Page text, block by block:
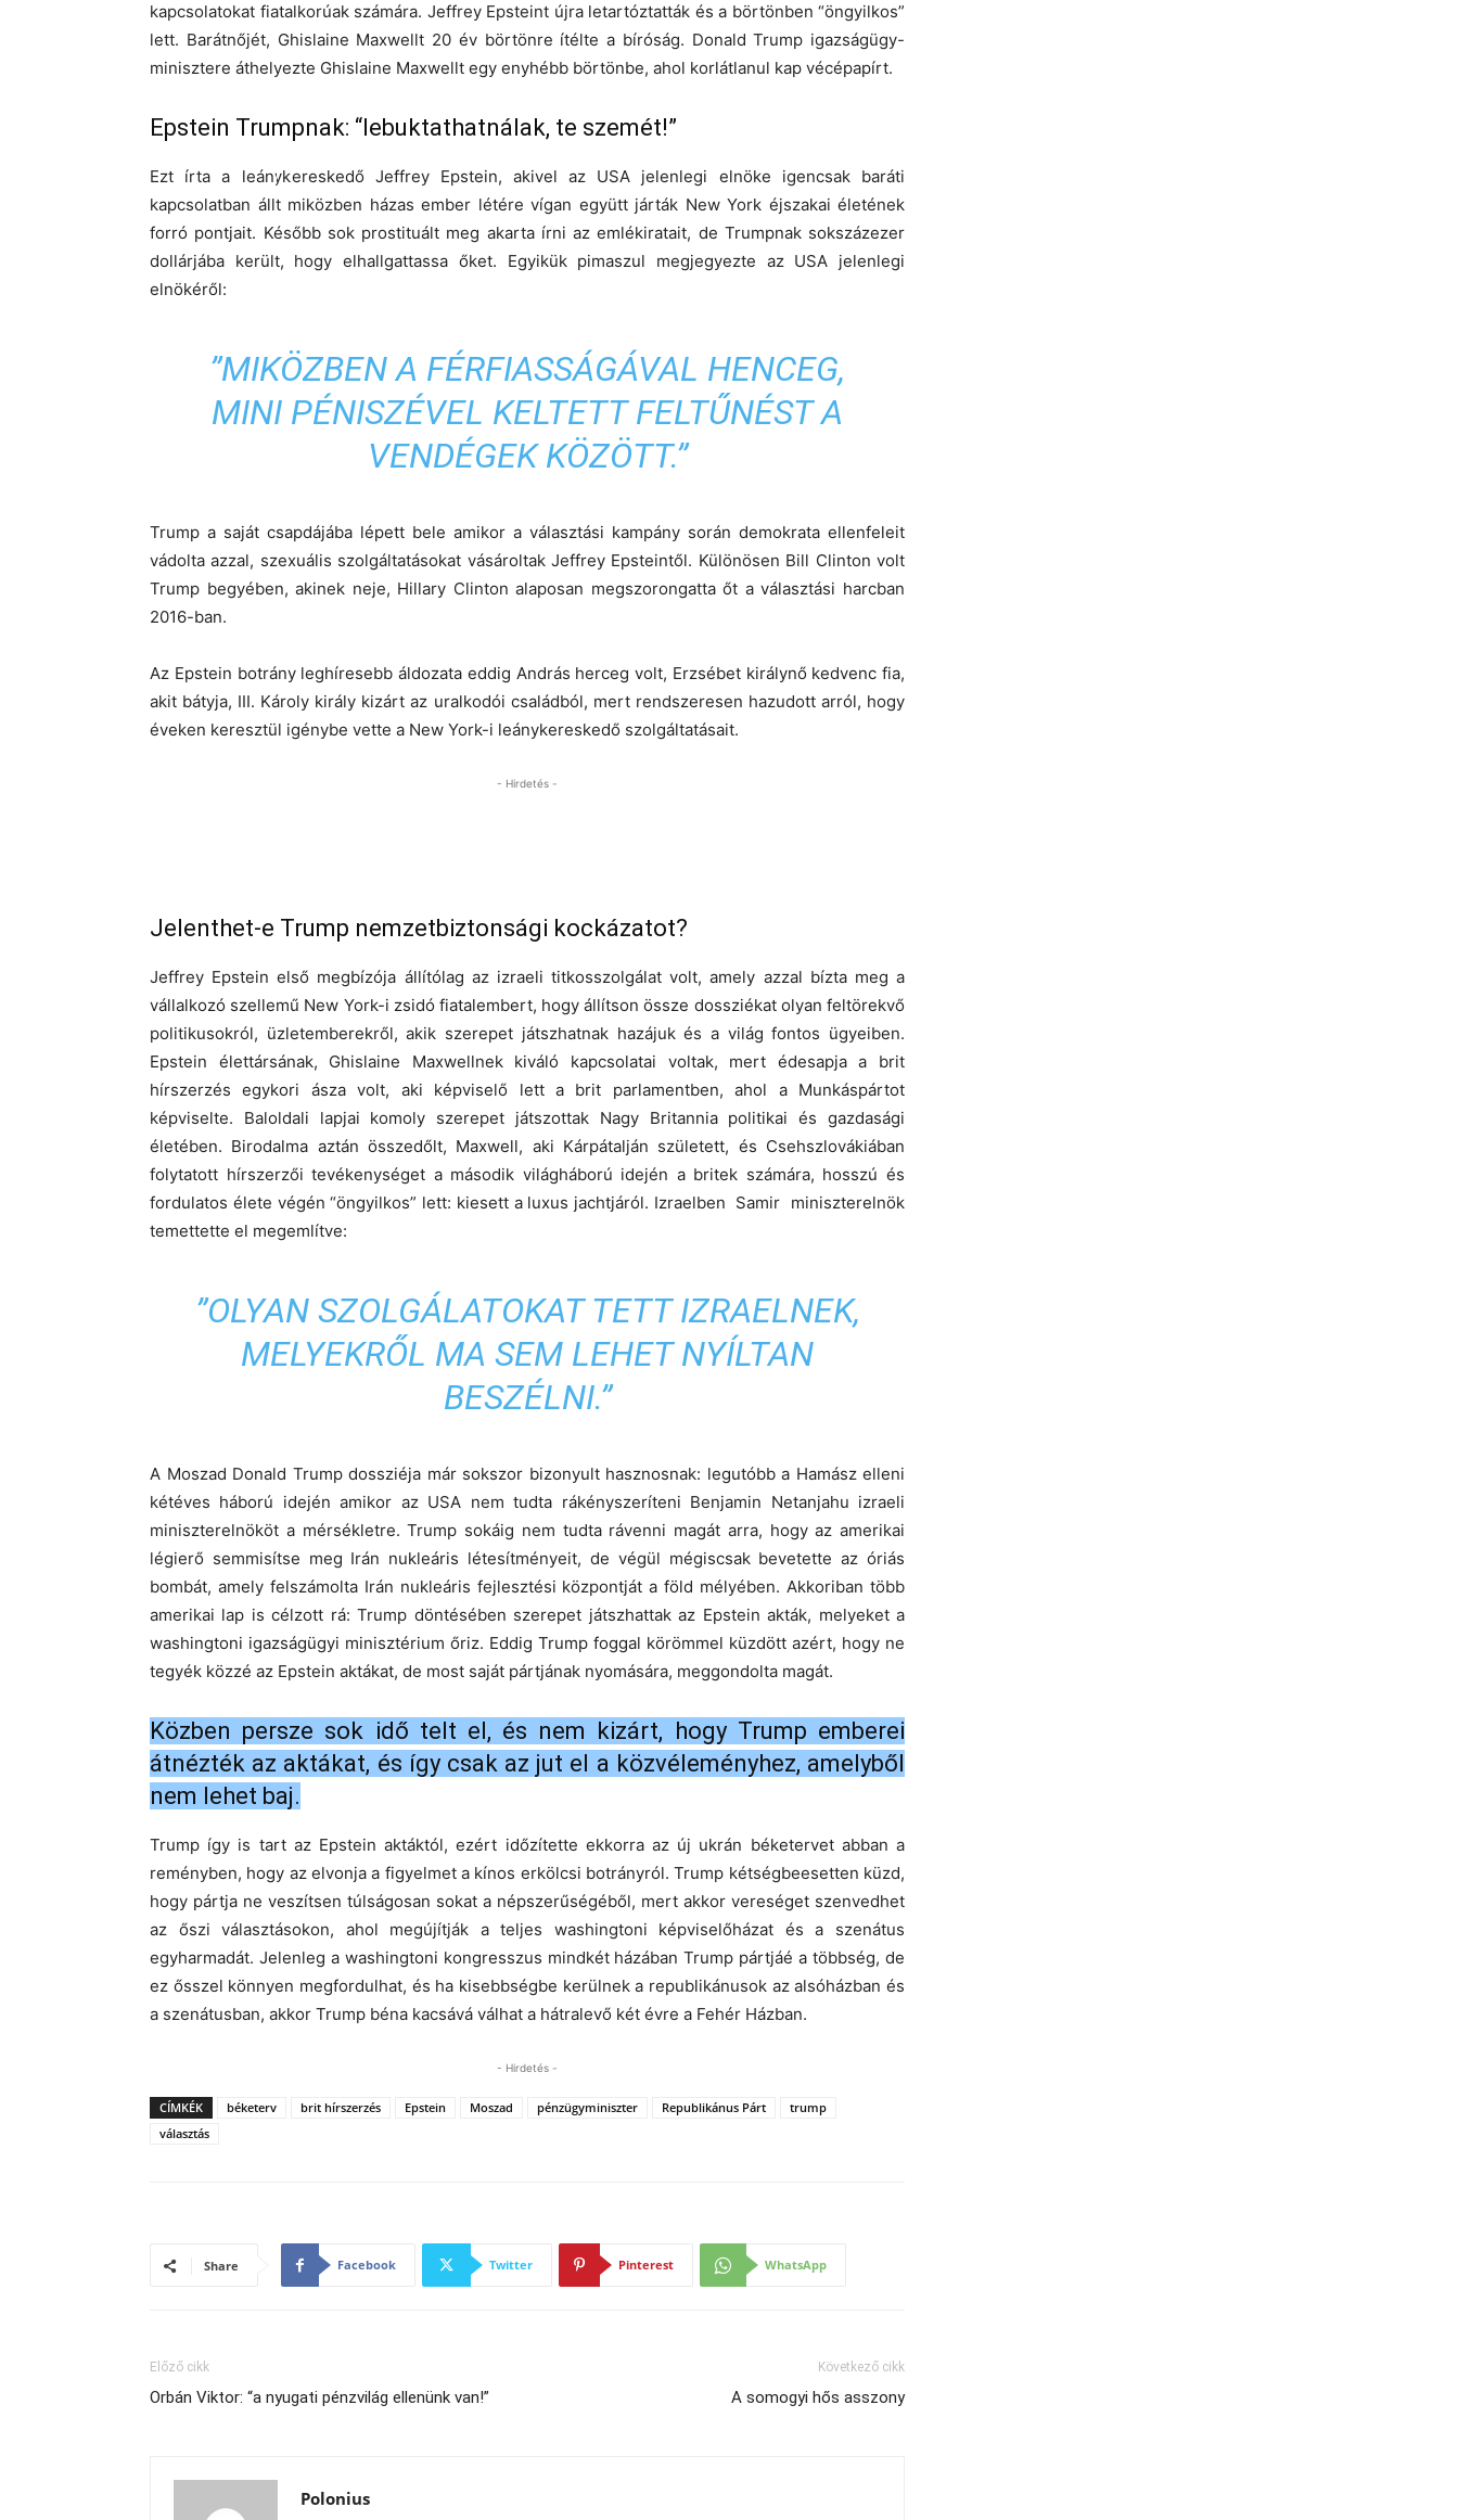
kapcsolatokat fiatalkorúak számára. Jeffrey Epsteint újra letartóztatták és a börtönben “öngyilkos”
lett. Barátnőjét, Ghislaine Maxwellt 20 év börtönre ítélte a bíróság. Donald Trump igazságügy-
minisztere áthelyezte Ghislaine Maxwellt egy enyhébb börtönbe, ahol korlátlanul kap vécépapírt.
Epstein Trumpnak: “lebuktathatnálak, te szemét!”
Ezt írta a leánykereskedő Jeffrey Epstein, akivel az USA jelenlegi elnöke igencsak baráti
kapcsolatban állt miközben házas ember létére vígan együtt járták New York éjszakai életének
forró pontjait. Később sok prostituált meg akarta írni az emlékiratait, de Trumpnak sokszázezer
dollárjába került, hogy elhallgattassa őket. Egyikük pimaszul megjegyezte az USA jelenlegi
elnökéről:
”MIKÖZBEN A FÉRFIASSÁGÁVAL HENCEG,
MINI PÉNISZÉVEL KELTETT FELTŰNÉST A
VENDÉGEK KÖZÖTT.”
Trump a saját csapdájába lépett bele amikor a választási kampány során demokrata ellenfeleit
vádolta azzal, szexuális szolgáltatásokat vásároltak Jeffrey Epsteintől. Különösen Bill Clinton volt
Trump begyében, akinek neje, Hillary Clinton alaposan megszorongatta őt a választási harcban
2016-ban.
Az Epstein botrány leghíresebb áldozata eddig András herceg volt, Erzsébet királynő kedvenc fia,
akit bátyja, III. Károly király kizárt az uralkodói családból, mert rendszeresen hazudott arról, hogy
éveken keresztül igénybe vette a New York-i leánykereskedő szolgáltatásait.
- Hirdetés -
Jelenthet-e Trump nemzetbiztonsági kockázatot?
Jeffrey Epstein első megbízója állítólag az izraeli titkosszolgálat volt, amely azzal bízta meg a
vállalkozó szellemű New York-i zsidó fiatalembert, hogy állítson össze dossziékat olyan feltörekvő
politikusokról, üzletemberekről, akik szerepet játszhatnak hazájuk és a világ fontos ügyeiben.
Epstein élettársának, Ghislaine Maxwellnek kiváló kapcsolatai voltak, mert édesapja a brit
hírszerzés egykori ásza volt, aki képviselő lett a brit parlamentben, ahol a Munkáspártot
képviselte. Baloldali lapjai komoly szerepet játszottak Nagy Britannia politikai és gazdasági
életében. Birodalma aztán összedőlt, Maxwell, aki Kárpátalján született, és Csehszlovákiában
folytatott hírszerzői tevékenységet a második világháború idején a britek számára, hosszú és
fordulatos élete végén “öngyilkos” lett: kiesett a luxus jachtjáról. Izraelben Samir miniszterelnök
temettette el megemlítve:
”OLYAN SZOLGÁLATOKAT TETT IZRAELNEK,
MELYEKRŐL MA SEM LEHET NYÍLTAN
BESZÉLNI.”
A Moszad Donald Trump dossziéja már sokszor bizonyult hasznosnak: legutóbb a Hamász elleni
kétéves háború idején amikor az USA nem tudta rákényszeríteni Benjamin Netanjahu izraeli
miniszterelnököt a mérsékletre. Trump sokáig nem tudta rávenni magát arra, hogy az amerikai
légierő semmisítse meg Irán nukleáris létesítményeit, de végül mégiscsak bevetette az óriás
bombát, amely felszámolta Irán nukleáris fejlesztési központját a föld mélyében. Akkoriban több
amerikai lap is célzott rá: Trump döntésében szerepet játszhattak az Epstein akták, melyeket a
washingtoni igazságügyi minisztérium őriz. Eddig Trump foggal körömmel küzdött azért, hogy ne
tegyék közzé az Epstein aktákat, de most saját pártjának nyomására, meggondolta magát.
Közben persze sok idő telt el, és nem kizárt, hogy Trump emberei
átnézték az aktákat, és így csak az jut el a közvéleményhez, amelyből
nem lehet baj.
Trump így is tart az Epstein aktáktól, ezért időzítette ekkorra az új ukrán béketervet abban a
reményben, hogy az elvonja a figyelmet a kínos erkölcsi botrányról. Trump kétségbeesetten küzd,
hogy pártja ne veszítsen túlságosan sokat a népszerűségéből, mert akkor vereséget szenvedhet
az őszi választásokon, ahol megújítják a teljes washingtoni képviselőházat és a szenátus
egyharmadát. Jelenleg a washingtoni kongresszus mindkét házában Trump pártjáé a többség, de
ez ősszel könnyen megfordulhat, és ha kisebbségbe kerülnek a republikánusok az alsóházban és
a szenátusban, akkor Trump béna kacsává válhat a hátralevő két évre a Fehér Házban.
- Hirdetés -
CÍMKÉK béketerv brit hírszerzés Epstein Moszad pénzügyminiszter Republikánus Párt
trump
választás
Share Facebook Twitter Pinterest WhatsApp
Előző cikk
Orbán Viktor: “a nyugati pénzvilág ellenünk van!”
Következő cikk
A somogyi hős asszony
Polonius